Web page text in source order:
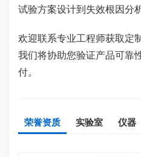
试验方案设计到失效根因分
欢迎联系专业工程师获取定
我们将协助您验证产品可靠
付。
荣誉资质 实验室 仪器